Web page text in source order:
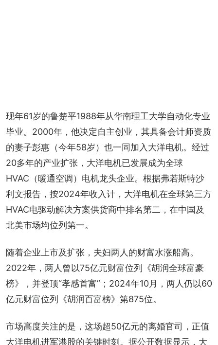
现年61岁的鲁楚平1988年从华南理工大学自动化专业
毕业。2000年，他决定自主创业，其具备会计师资质
的妻子彭惠（今年58岁）也一同加入大洋电机。经过
20多年的产业扩张，大洋电机已发展成为全球
HVAC（暖通空调）电机龙头企业。根据弗若斯特沙
利文报告，按2024年收入计，大洋电机在全球第三方
HVAC电驱动解决方案供货商中排名第二，在中国及
北美市场均位列第一。
随着企业上市及扩张，夫妇两人的财富水涨船高。
2022年，两人曾以75亿元财富位列《胡润全球富豪
榜》，并登顶“孝感首富”；2024年10月，两人仍以60
亿元财富位列《胡润百富榜》第875位。
市场高度关注的是，这场超50亿元的离婚官司，正值
大洋电机进军港股的关键时刻。据公开数据显示，大